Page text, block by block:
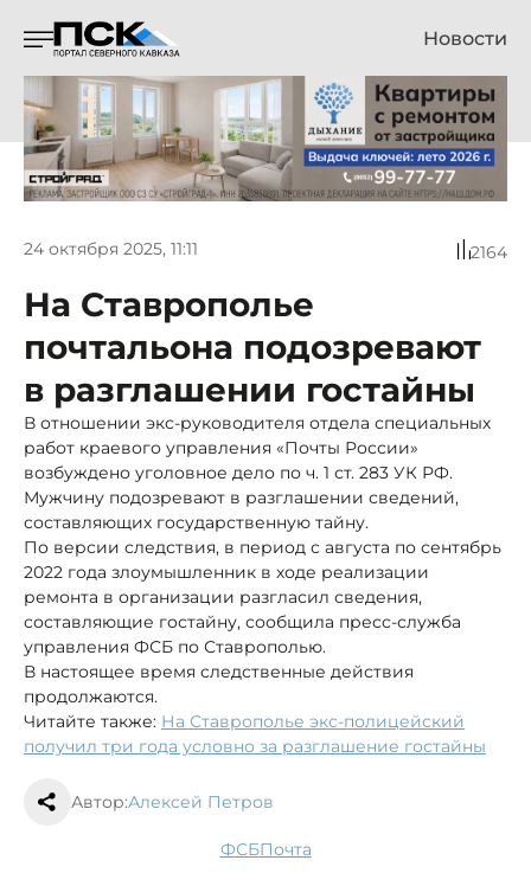
Новости
24 октября 2025, 11:11 2164
На Ставрополье
почтальона подозревают
в разглашении гостайны
В отношении экс-руководителя отдела специальных
работ краевого управления «Почты России»
возбуждено уголовное дело по ч. 1 ст. 283 УК РФ.
Мужчину подозревают в разглашении сведений,
составляющих государственную тайну.
По версии следствия, в период с августа по сентябрь
2022 года злоумышленник в ходе реализации
ремонта в организации разгласил сведения,
составляющие гостайну, сообщила пресс-служба
управления ФСБ по Ставрополью.
В настоящее время следственные действия
продолжаются.
Читайте также: На Ставрополье экс-полицейский
получил три года условно за разглашение гостайны
Автор:Алексей Петров
ФСБ почта